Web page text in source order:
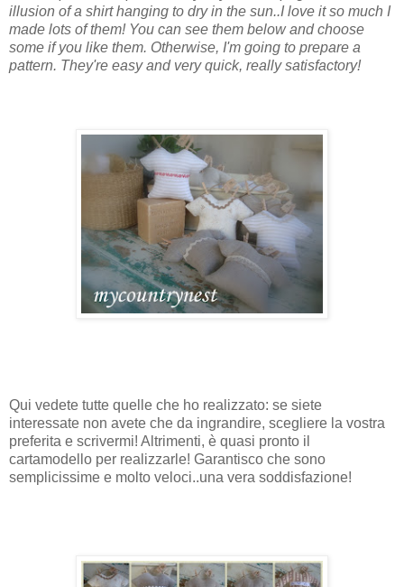
illusion of a shirt hanging to dry in the sun..I love it so much I
made lots of them! You can see them below and choose
some if you like them. Otherwise, I'm going to prepare a
pattern. They're easy and very quick, really satisfactory!
Qui vedete tutte quelle che ho realizzato: se siete
interessate non avete che da ingrandire, scegliere la vostra
preferita e scrivermi! Altrimenti, è quasi pronto il
cartamodello per realizzarle! Garantisco che sono
semplicissime e molto veloci..una vera soddisfazione!